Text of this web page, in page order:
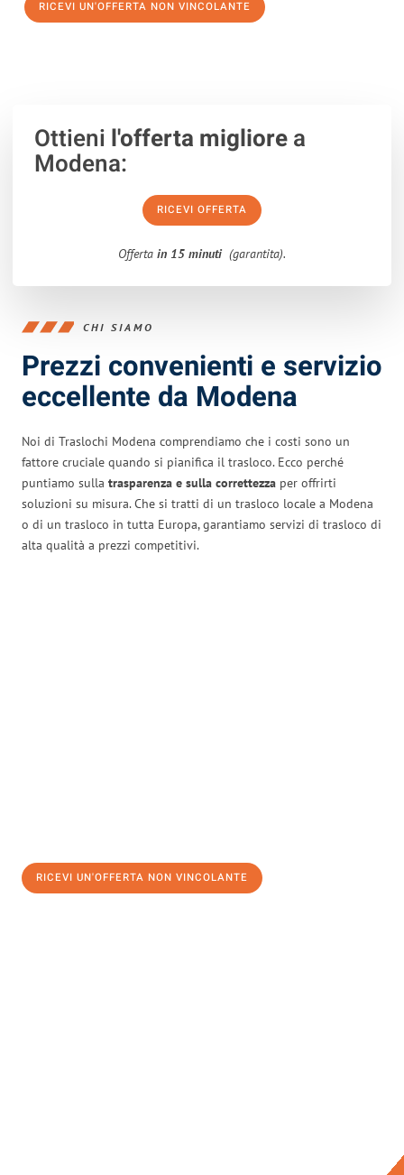
RICEVI UN'OFFERTA NON VINCOLANTE
Ottieni l'offerta migliorea
Modena:
RICEVI OFFERTA
Offerta in 15 minuti (garantita).
CHI SIAMO
Prezzi convenienti e servizio
eccellente da Modena
Noi di Traslochi Modena comprendiamo che i costi sono un
fattore cruciale quando si pianifica il trasloco. Ecco perché
puntiamo sulla trasparenza e sulla correttezza per offrirti
soluzioni su misura. Che si tratti di un trasloco locale a Modena
o di un trasloco in tutta Europa, garantiamo servizi di trasloco di
alta qualità a prezzi competitivi.
RICEVI UN'OFFERTA NON VINCOLANTE